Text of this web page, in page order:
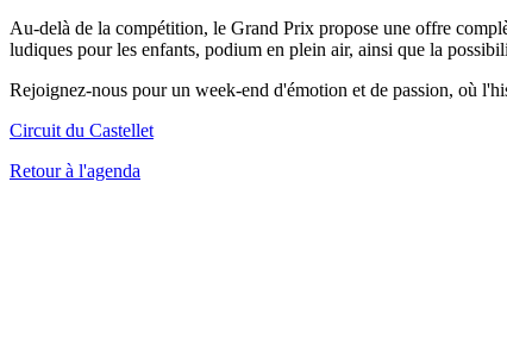
​Au-delà de la compétition, le Grand Prix propose une offre
ludiques pour les enfants, podium en plein air, ainsi que la
​Rejoignez-nous pour un week-end d'émotion et de passion, où
Circuit du Castellet
Retour à l'agenda